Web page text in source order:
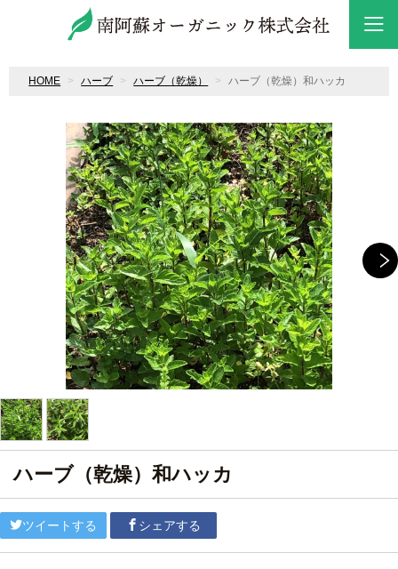
HOME ハーブ ハーブ（乾燥） ハーブ（乾燥）和ハッカ
ハーブ（乾燥）和ハッカ
ツイートする シェアする